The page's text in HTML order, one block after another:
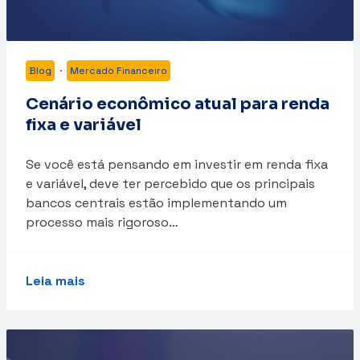
Blog · Mercado Financeiro
Cenário econômico atual para renda
fixa e variável
Se você está pensando em investir em renda fixa
e variável, deve ter percebido que os principais
bancos centrais estão implementando um
processo mais rigoroso…
Leia mais